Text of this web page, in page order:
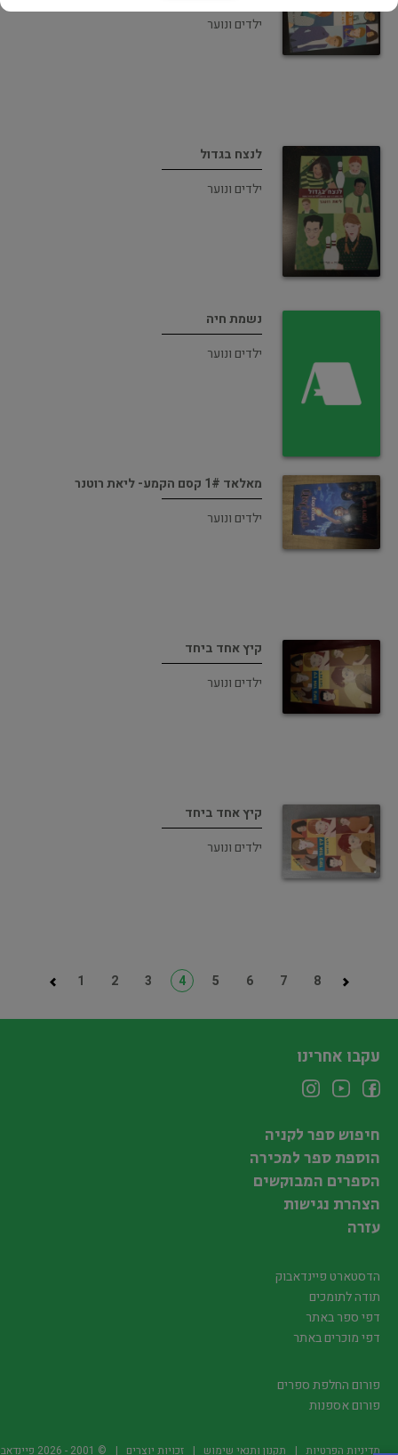
ילדים ונוער
לנצח בגדול
ילדים ונוער
נשמת חיה
ילדים ונוער
מאלאד 1# קסם הקמע- ליאת רוטנר
ילדים ונוער
קיץ אחד ביחד
ילדים ונוער
קיץ אחד ביחד
ילדים ונוער
1 2 3 4 5 6 7 8
עקבו אחרינו
חיפוש ספר לקניה
הוספת ספר למכירה
הספרים המבוקשים
הצהרת נגישות
עזרה
הדסטארט פיינדאבוק
תודה לתומכים
דפי ספר באתר
דפי מוכרים באתר
פורום החלפת ספרים
פורום אספנות
מדיניות הפרטיות תקנון ותנאי שימוש זכויות יוצרים © 2001 -
2026